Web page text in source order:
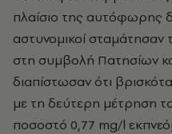
πλαίσιο της αυτόφωρης
αστυνομικοί σταμάτησαν
στη συμβολή Πατησίων
διαπίστωσαν ότι
με τη δεύτερη μέτρηση
ποσοστό 0,77 mg/l